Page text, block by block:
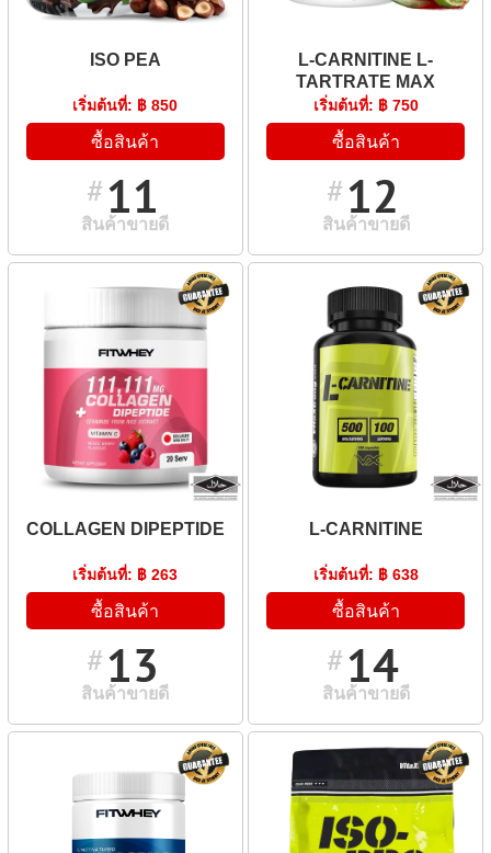
ISO PEA
เริ่มต้นที่: ฿ 850
ซื้อสินค้า
#11
สินค้าขายดี
L-CARNITINE L-
TARTRATE MAX
เริ่มต้นที่: ฿ 750
ซื้อสินค้า
#12
สินค้าขายดี
COLLAGEN DIPEPTIDE
เริ่มต้นที่: ฿ 263
ซื้อสินค้า
#13
สินค้าขายดี
L-CARNITINE
เริ่มต้นที่: ฿ 638
ซื้อสินค้า
#14
สินค้าขายดี